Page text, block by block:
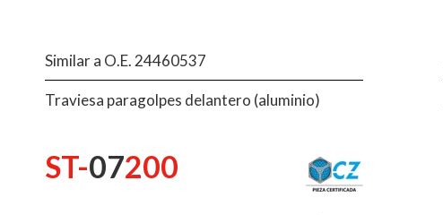
Similar a O.E. 24460537
Traviesa paragolpes delantero (aluminio)
ST-07200